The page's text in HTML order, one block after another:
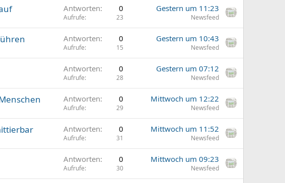
Antworten 0
Aufrufe 23
Gestern um 11:23
Newsfeed
Antworten 0
Aufrufe 15
Gestern um 10:43
Newsfeed
Antworten 0
Aufrufe 28
Gestern um 07:12
Newsfeed
Antworten 0
Aufrufe 29
Mittwoch um 12:22
Newsfeed
Antworten 0
Aufrufe 31
Mittwoch um 11:52
Newsfeed
Antworten 0
Aufrufe 30
Mittwoch um 09:23
Newsfeed